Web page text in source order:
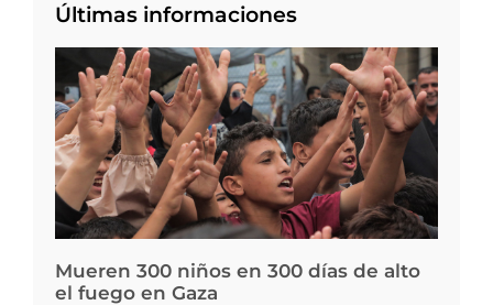
Últimas informaciones
Mueren 300 niños en 300 días de alto
el fuego en Gaza